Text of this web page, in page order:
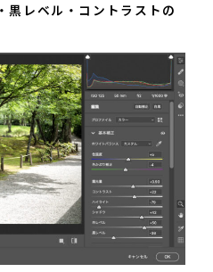
黒レベル・コントラストの